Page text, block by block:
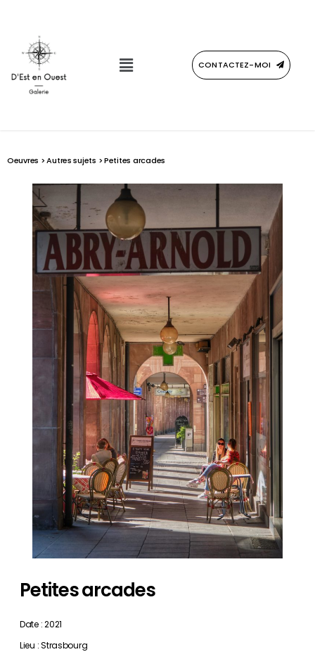
CONTACTEZ-MOI
Oeuvres >Autres sujets > Petites arcades
Petites arcades
Date : 2021
Lieu : Strasbourg